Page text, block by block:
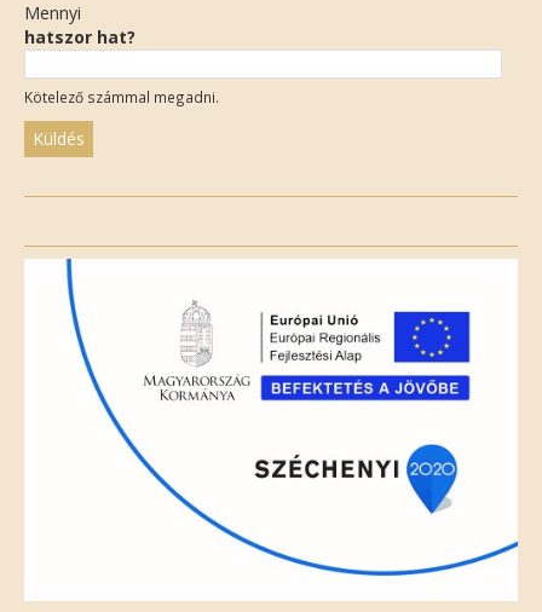
Mennyi
hatszor hat?
Kötelező számmal megadni.
field
empty.